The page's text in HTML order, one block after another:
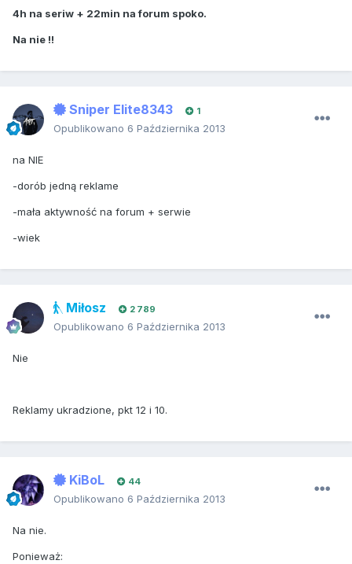
4h na seriw + 22min na forum spoko.
Na nie !!
Sniper Elite8343 1
Opublikowano 6 Października 2013
na NIE
-dorób jedną reklame
-mała aktywność na forum + serwie
-wiek
Miłosz 2 789
Opublikowano 6 Października 2013
Nie
Reklamy ukradzione, pkt 12 i 10.
KiBoL 44
Opublikowano 6 Października 2013
Na nie.
Ponieważ: